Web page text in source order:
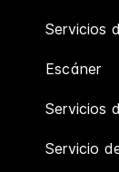
Servicios
Escáner
Servicios
Servicio